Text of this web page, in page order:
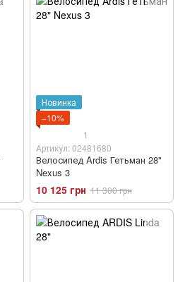
Новинка
−10%
1
Артикул: 02481680
Велосипед Ardis Гетьман 28"
Nexus 3
10 125 грн 11 300 грн